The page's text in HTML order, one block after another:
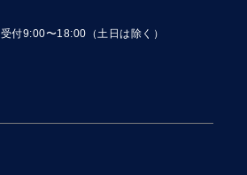
受付9:00〜18:00（土日は除く）